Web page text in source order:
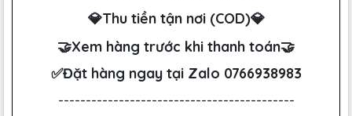
💎Thu tiền tận nơi (COD)💎
🤝Xem hàng trước khi thanh toán🤝
✅Đặt hàng ngay tại Zalo 0766938983
-------------------------------------------